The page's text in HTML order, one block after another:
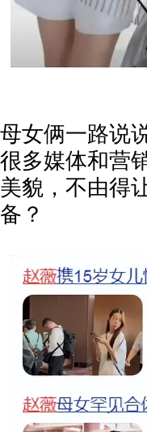
母女俩一路说
很多媒体和营
美貌，不由得
备？